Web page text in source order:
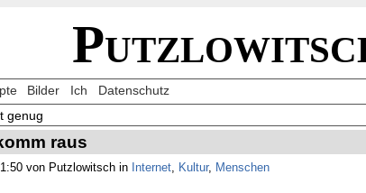
Bilder Ich
Datenschutz
genug
raus
von Putzlowitsch in Internet, Kultur, Menschen